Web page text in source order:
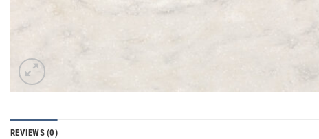
REVIEWS (0)